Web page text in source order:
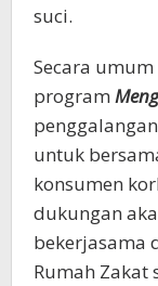
suci.
Secara
program
untuk
konsumen
dukungan
bekerjasama
Rumah Zakat